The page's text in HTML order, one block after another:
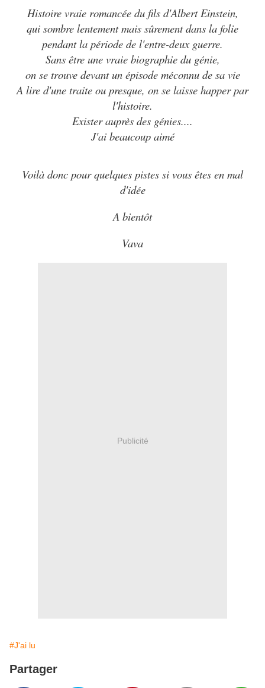
Histoire vraie romancée du fils d'Albert Einstein,
qui sombre lentement mais sûrement dans la folie
pendant la période de l'entre-deux guerre.
Sans être une vraie biographie du génie,
on se trouve devant un épisode méconnu de sa vie
A lire d'une traite ou presque, on se laisse happer par
l'histoire.
Exister auprès des génies....
J'ai beaucoup aimé
Voilà donc pour quelques pistes si vous êtes en mal
d'idée
A bientôt
Vava
Publicité
#J'ai lu
Partager